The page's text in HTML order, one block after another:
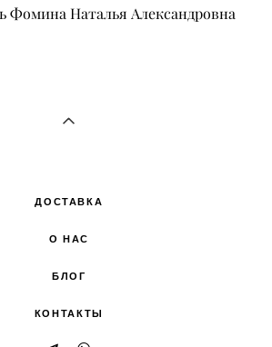
Фомина Наталья Александровна
ДОСТАВКА
О НАС
БЛОГ
КОНТАКТЫ